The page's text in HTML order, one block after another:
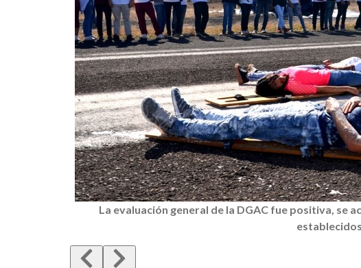
La evaluación general de la DGAC fue positiva, se
establecidos.